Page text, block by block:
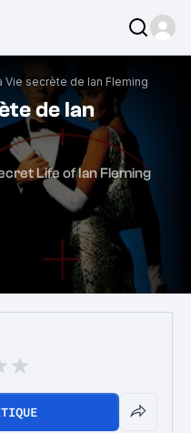
Vie secrète de Ian Fleming
de Ian
Life of Ian Fleming